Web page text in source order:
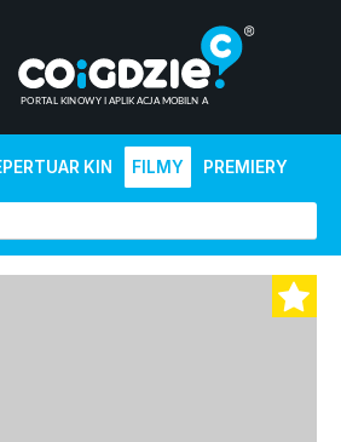
KIN FILMY PREMIERY